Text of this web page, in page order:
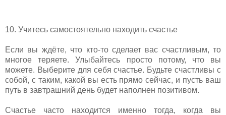
10. Учитесь самостоятельно находить счастье
Если вы ждёте, что кто-то сделает вас счастливым, то
многое теряете. Улыбайтесь просто потому, что вы
можете. Выберите для себя счастье. Будьте счастливы с
собой, с таким, какой вы есть прямо сейчас, и пусть ваш
путь в завтрашний день будет наполнен позитивом.
Счастье часто находится именно тогда, когда вы